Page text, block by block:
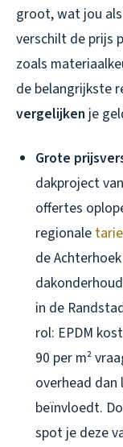
groot, wat jou
verschilt de prijs
zoals
de belangrijkste
vergelijken je
Grote
dakproject
offertes
regionale
de
in de
rol: EPDM
90 per m²
overhead dan
beïnvloedt.
spot je deze